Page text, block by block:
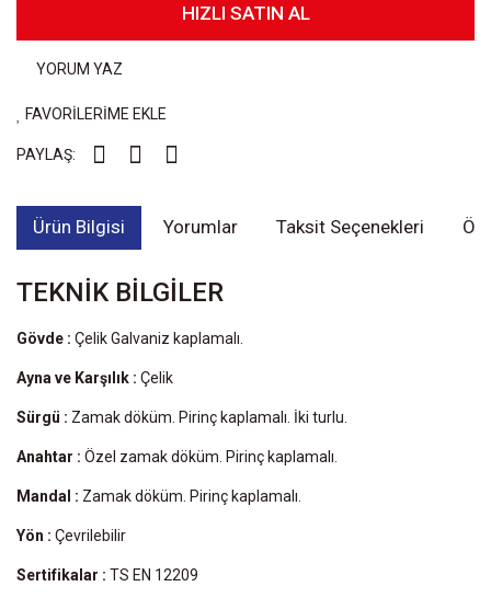
HIZLI SATIN AL
YORUM YAZ
FAVORİLERİME EKLE
PAYLAŞ:
Ürün Bilgisi Yorumlar Taksit Seçenekleri
TEKNİK BİLGİLER
Gövde : Çelik Galvaniz kaplamalı.
Ayna ve Karşılık : Çelik
Sürgü : Zamak döküm. Pirinç kaplamalı. İki turlu.
Anahtar : Özel zamak döküm. Pirinç kaplamalı.
Mandal : Zamak döküm. Pirinç kaplamalı.
Yön : Çevrilebilir
Sertifikalar : TS EN 12209